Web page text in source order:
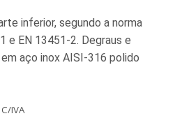
inferior, segundo a norma
e EN 13451-2. Degraus e
aço inox AISI-316 polido
C/IVA